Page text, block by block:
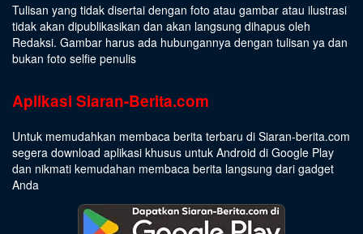
Tulisan yang tidak disertai dengan foto atau gambar atau ilustrasi
tidak akan dipublikasikan dan akan langsung dihapus oleh
Redaksi. Gambar harus ada hubungannya dengan tulisan ya dan
bukan foto selfie penulis
Aplikasi Siaran-Berita.com
Untuk memudahkan membaca berita terbaru di Siaran-berita.com
segera download aplikasi khusus untuk Android di Google Play
dan nikmati kemudahan membaca berita langsung dari gadget
Anda